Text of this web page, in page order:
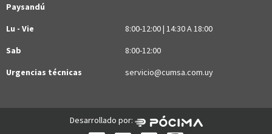
Paysandú
Lu - Vie
8:00-12:00 | 14:30 A 18:00
Sab
8:00-12:00
Urgencias técnicas
servicio@cumsa.com.uy
Desarrollado por: